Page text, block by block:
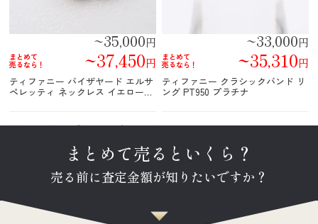
~35,000円
まとめて
売るなら！ ~37,450円
ティファニー バイザヤード エルサ
ペレッティ ネックレス イエローゴ
~33,000円
まとめて
売るなら！ ~35,310円
ティファニー クラシックバンド リ
ング PT950 プラチナ
商品の状態や型番により買取価格は変動します。
まとめて売るといくら？
売る前に査定金額が知りたいですか？